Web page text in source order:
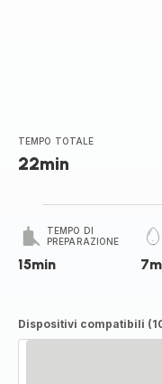
TEMPO TOTALE
22min
TEMPO DI
PREPARAZIONE
15min
Dispositivi compatibili